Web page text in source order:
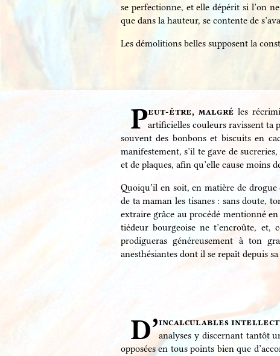
se perfectionne, et elle dépérit si l’on
que dans la hauteur, se contente de
Les démolitions belles supposent la
Peut-être, malgré les
artificielles couleurs ravissent ta
souvent des bonbons et biscuits en
manifestement, s’il te gave de
et de plaques, afin qu’elle cause moins
Quoiqu’il en soit, en matière de
de ta maman les tisanes : sans doute,
extraire grâce au procédé mentionné
tiédeur bourgeoise ne t’encroûte, et,
prodigueras généreusement à ton
anesthésiantes dont il se repaît depuis
D’incalculables
analyses y discernant tantôt
opposées en tous points bien que